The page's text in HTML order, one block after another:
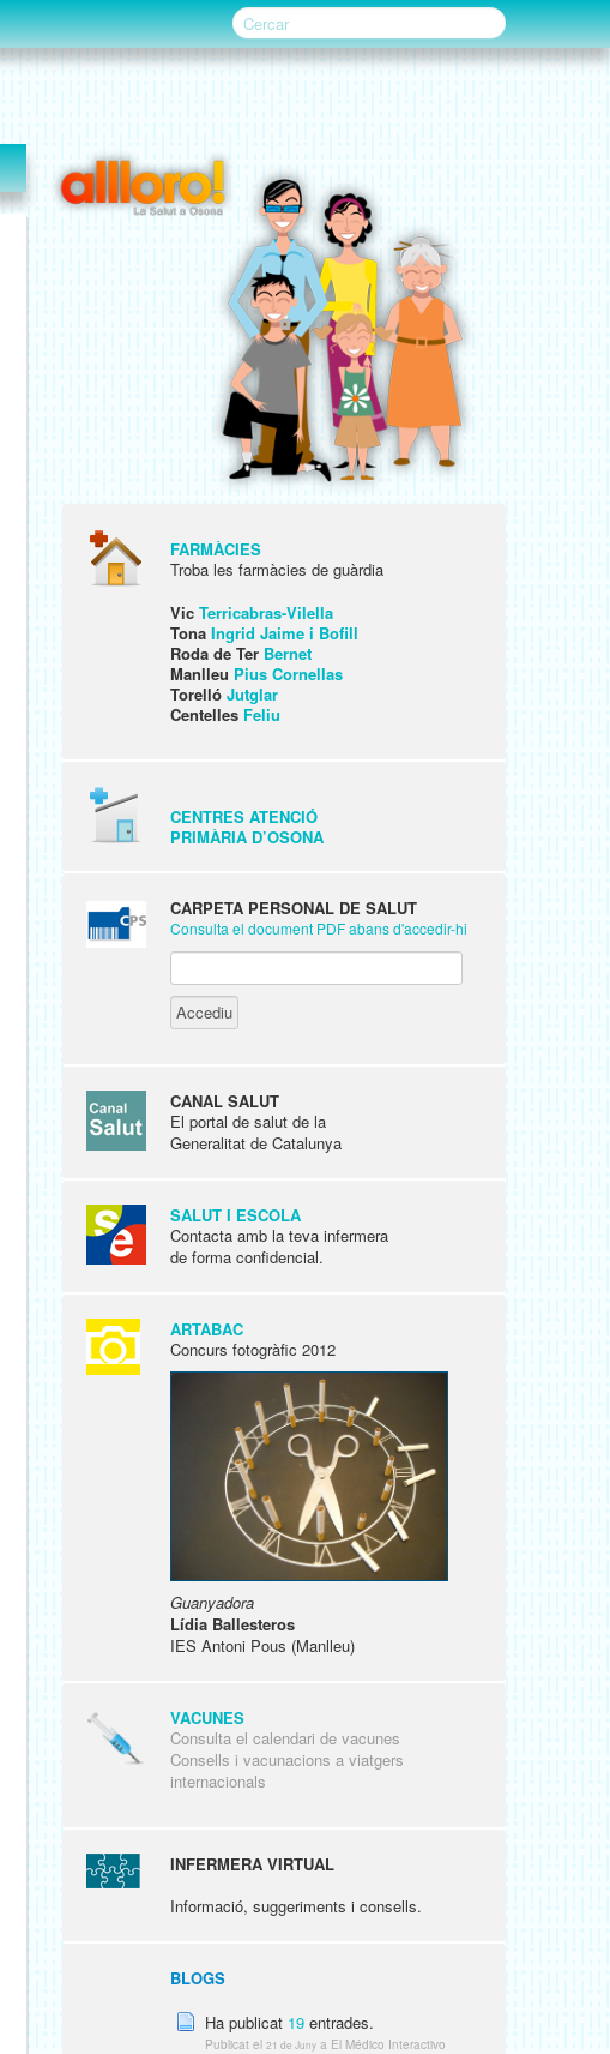
FARMÀCIES
Troba les farmàcies de guàrdia
Vic Terricabras-Vilella
Tona Ingrid Jaime i Bofill
Roda de Ter Bernet
Manlleu Pius Cornellas
Torelló Jutglar
Centelles Feliu
CENTRES ATENCIÓ
PRIMÀRIA D’OSONA
CARPETA PERSONAL DE SALUT
Consulta el document PDF abans d'accedir-hi
CANAL SALUT
El portal de salut de la
Generalitat de Catalunya
SALUT I ESCOLA
Contacta amb la teva infermera
de forma confidencial.
ARTABAC
Concurs fotogràfic 2012
Guanyadora
Lídia Ballesteros
IES Antoni Pous (Manlleu)
VACUNES
Consulta el calendari de vacunes
Consells i vacunacions a viatgers
internacionals
INFERMERA VIRTUAL
Informació, suggeriments i consells.
BLOGS
Ha publicat 19 entrades.
Publicat el 21 de Juny a El Médico Interactivo